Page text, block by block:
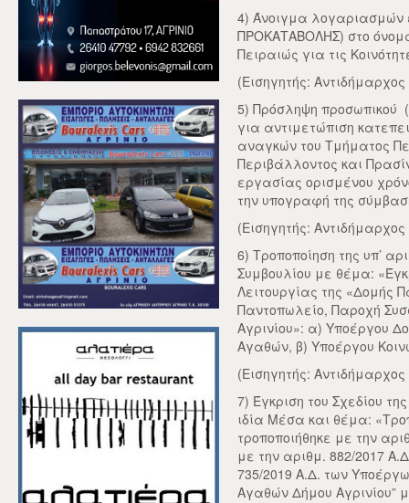
4) Άνοιγμα λογαριασμών
ΠΡΟΚΑΤΑΒΟΛΗΣ) στο
Πειραιώς για τις
(Εισηγητής:
5) Πρόσληψη προσωπικού
για αντιμετώπιση
αναγκών του Τμήματος
Περιβάλλοντος και
εργασίας ορισμένου
την υπογραφή της
(Εισηγητής:
6) Τροποποίηση της υπ’
Συμβουλίου με θέμα:
Λειτουργίας της «Δομής
Παντοπωλείο, Παροχή
Αγρινίου»: α) Υποέργου
Αγαθών, β) Υποέργου
(Εισηγητής:
7) Έγκριση του Σχεδίου
ιδία Μέσα και θέμα:
τροποποιήθηκε με την
με την αριθμ. 882/2017
735/2019 Α.Δ. των
Αγαθών Δήμου Αγρινίου”